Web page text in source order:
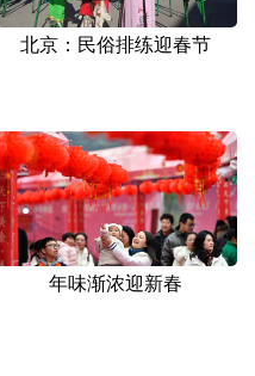
北京：民俗排练迎春节
年味渐浓迎新春